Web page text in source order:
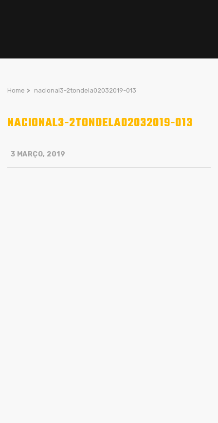
Home > nacional3-2tondela02032019-013
NACIONAL3-2TONDELA02032019-013
3 MARÇO, 2019